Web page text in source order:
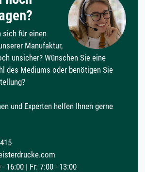
sich für einen
Manufaktur,
unsicher? Wünschen Sie eine
des Mediums oder benötigen Sie
und Experten helfen Ihnen gerne
16:00 | Fr: 7:00 - 13:00